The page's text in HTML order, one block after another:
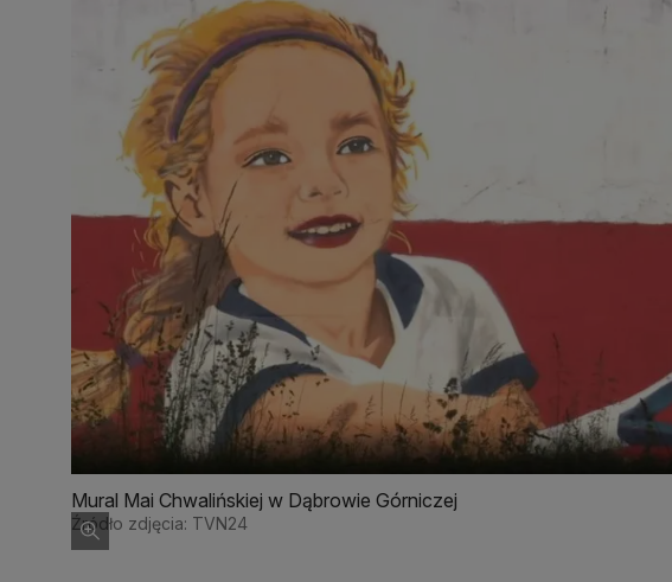
Mural Mai Chwalińskiej w Dąbrowie Górniczej
Źródło zdjęcia: TVN24